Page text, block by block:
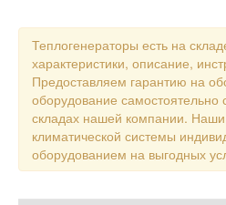
Теплогенераторы есть на
характеристики, описание,
Предоставляем гарантию на
оборудование
складах нашей компании.
климатической системы
оборудованием на выгодных